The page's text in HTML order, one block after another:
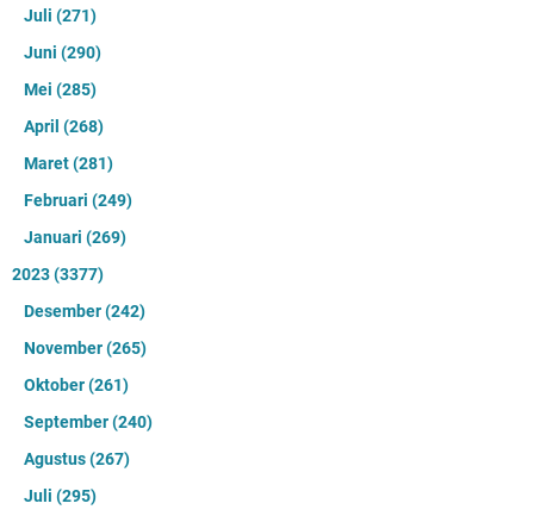
Juli (271)
Juni (290)
Mei (285)
April (268)
Maret(281)
Februari (249)
Januari (269)
2023(3377)
Desember(242)
November(265)
Oktober(261)
September(240)
Agustus(267)
Juli (295)